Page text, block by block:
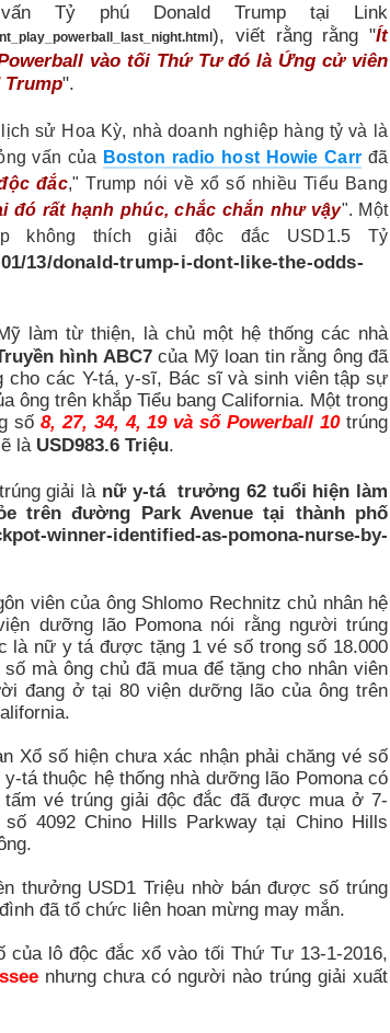
Tỷ phú Donald Trump tại Link
), viết rằng rằng "Ít
vào tối Thứ Tư đó là Ứng cử viên
Trump".
sử Hoa Kỳ, nhà doanh nghiệp hàng tỷ và là
vấn của Boston radio host Howie Carr đã
đắc," Trump nói về xổ số nhiều Tiểu Bang
đó rất hạnh phúc, chắc chắn như vậy". Một
không thích giải độc đắc USD1.5 Tỷ
13/donald-trump-i-dont-like-the-odds-
làm từ thiện, là chủ một hệ thống các nhà
hình ABC7của Mỹ loan tin rằng ông đã
cho các Y-tá, y-sĩ, Bác sĩ và sinh viên tập sự
ông trên khắp Tiểu bang California. Một trong
số 8, 27, 34, 4, 19 và số Powerball 10trúng
là USD983.6 Triệu.
giải là nữ y-tá trưởng 62 tuổi hiện làm
trên đường Park Avenue tại thành phố
winner-identified-as-pomona-nurse-by-
viên của ông Shlomo Rechnitz chủ nhân hệ
dưỡng lão Pomona nói rằng người trúng
là nữ y tá được tặng 1 vé số trong số 18.000
mà ông chủ đã mua để tặng cho nhân viên
đang ở tại 80 viện dưỡng lão của ông trên
Xổ số hiện chưa xác nhận phải chăng vé số
tá thuộc hệ thống nhà dưỡng lão Pomona có
tấm vé trúng giải độc đắc đã được mua ở 7-
số 4092 Chino Hills Parkway tại Chino Hills
thưởng USD1 Triệu nhờ bán được số trúng
đã tổ chức liên hoan mừng may mắn.
lô độc đắc xổ vào tối Thứ Tư 13-1-2016,
nhưng chưa có người nào trúng giải xuất